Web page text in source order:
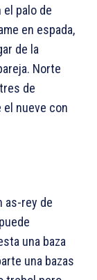
palo de
en espada,
de la
Norte
de
el nueve con
as-rey de
una baza
una bazas